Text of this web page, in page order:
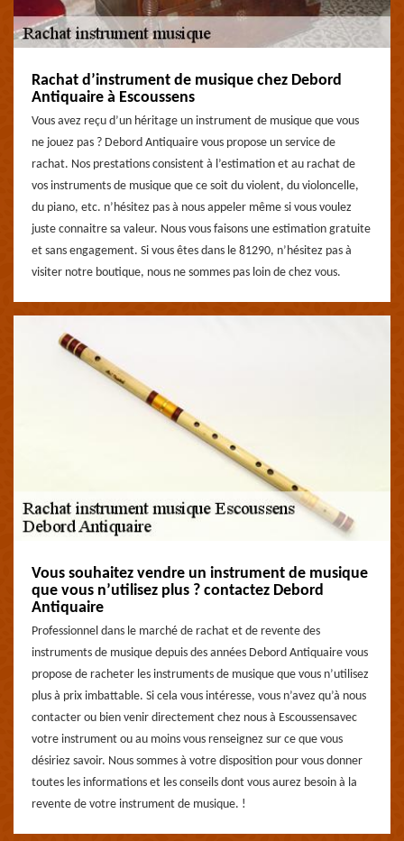
Rachat d’instrument de musique chez Debord
Antiquaire à Escoussens
Vous avez reçu d’un héritage un instrument de musique que vous
ne jouez pas ? Debord Antiquaire vous propose un service de
rachat. Nos prestations consistent à l’estimation et au rachat de
vos instruments de musique que ce soit du violent, du violoncelle,
du piano, etc. n’hésitez pas à nous appeler même si vous voulez
juste connaitre sa valeur. Nous vous faisons une estimation gratuite
et sans engagement. Si vous êtes dans le 81290, n’hésitez pas à
visiter notre boutique, nous ne sommes pas loin de chez vous.
Vous souhaitez vendre un instrument de musique
que vous n’utilisez plus ? contactez Debord
Antiquaire
Professionnel dans le marché de rachat et de revente des
instruments de musique depuis des années Debord Antiquaire vous
propose de racheter les instruments de musique que vous n’utilisez
plus à prix imbattable. Si cela vous intéresse, vous n’avez qu’à nous
contacter ou bien venir directement chez nous à Escoussensavec
votre instrument ou au moins vous renseignez sur ce que vous
désiriez savoir. Nous sommes à votre disposition pour vous donner
toutes les informations et les conseils dont vous aurez besoin à la
revente de votre instrument de musique. !